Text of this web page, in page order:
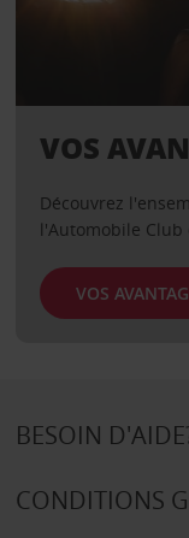
VOS
Découvrez
l'Automobile Club
VOS
BESOIN
CONDITIONS